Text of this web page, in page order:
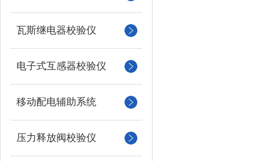
瓦斯继电器校验仪
电子式互感器校验仪
移动配电辅助系统
压力释放阀校验仪